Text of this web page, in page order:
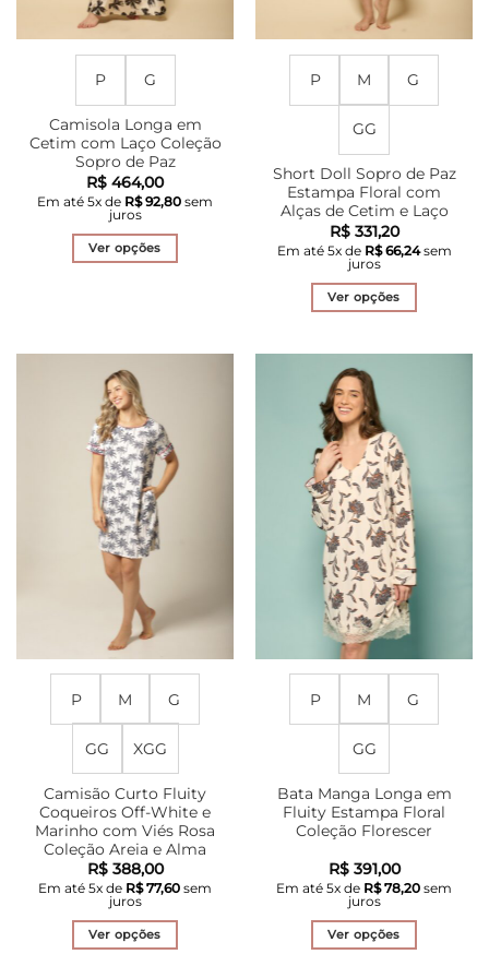
P G
Camisola Longa em
Cetim com Laço Coleção
Sopro de Paz
R$ 464,00
Em até 5x de R$92,80 sem
juros
Ver opções
As
opções
podem
ser
escolhidas
na
página
do
produto
P M G
GG
Short Doll Sopro de Paz
Estampa Floral com
Alças de Cetim e Laço
R$331,20
Em até 5x de R$66,24sem
juros
Ver opções
tem
várias
variantes.
As
opções
podem
ser
escolhidas
na
página
do
produto
P M G
GG XGG
Camisão Curto Fluity
Coqueiros Off-White e
Marinho com Viés Rosa
Coleção Areia e Alma
R$388,00
Em até 5x de R$77,60 sem
juros
Ver opções
P M G
GG
Bata Manga Longa em
Fluity Estampa Floral
Coleção Florescer
R$391,00
Em até 5x de R$78,20 sem
juros
Ver opções